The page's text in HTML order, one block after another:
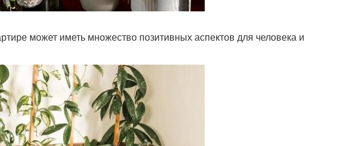
может иметь множество позитивных аспектов для человека и